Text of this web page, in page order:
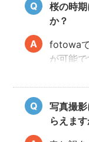
桜の時
か？
fotowa
が可能で
ご予約
い。
フォト
更日に
らかじ
写真撮
らえます